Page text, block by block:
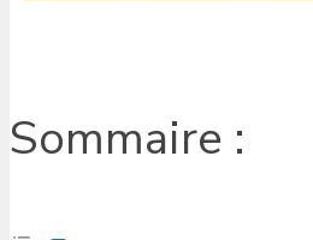
Sommaire :